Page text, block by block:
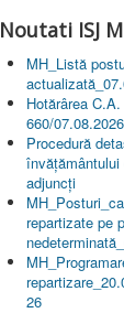
Noutati ISJ
MH_Listă
Hotărârea C.A.
660/07.08.2026
Procedură
adjuncți
repartizate pe
26